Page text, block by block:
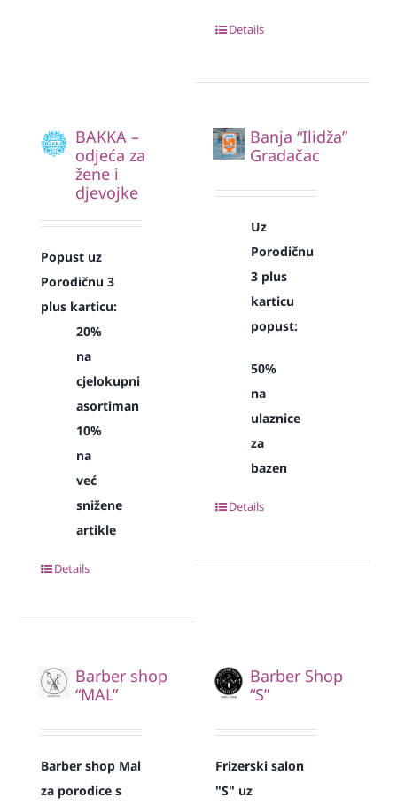
Details
BAKKA –
odjeća za
žene i
djevojke
Popust uz
Porodičnu 3
plus karticu:
20%
na
cjelokupni
asortiman
10%
na
već
snižene
artikle
Details
Banja “Ilidža”
Gradačac
Uz
Porodičnu
3 plus
karticu
popust:
50%
na
ulaznice
za
bazen
Details
Barber shop
“MAL”
Barber shop Mal
za porodice s
Barber Shop
“S”
Frizerski salon
"S" uz